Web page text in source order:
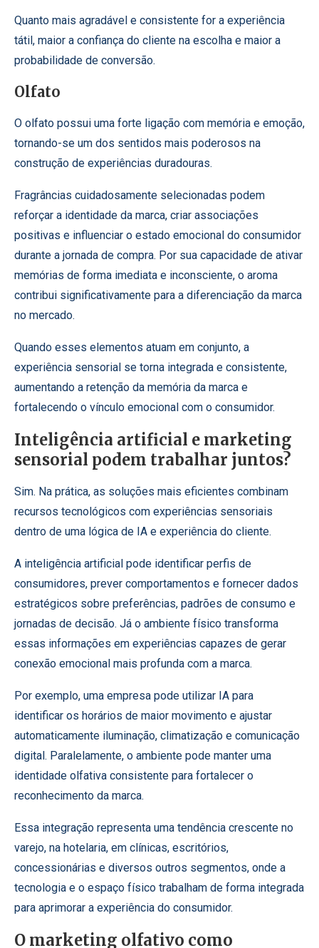
Quanto mais agradável e consistente for a experiência
tátil, maior a confiança do cliente na escolha e maior a
probabilidade de conversão.
Olfato
O olfato possui uma forte ligação com memória e emoção,
tornando-se um dos sentidos mais poderosos na
construção de experiências duradouras.
Fragrâncias cuidadosamente selecionadas podem
reforçar a identidade da marca, criar associações
positivas e influenciar o estado emocional do consumidor
durante a jornada de compra. Por sua capacidade de ativar
memórias de forma imediata e inconsciente, o aroma
contribui significativamente para a diferenciação da marca
no mercado.
Quando esses elementos atuam em conjunto, a
experiência sensorial se torna integrada e consistente,
aumentando a retenção da memória da marca e
fortalecendo o vínculo emocional com o consumidor.
Inteligência artificial e marketing
sensorial podem trabalhar juntos?
Sim. Na prática, as soluções mais eficientes combinam
recursos tecnológicos com experiências sensoriais
dentro de uma lógica de IA e experiência do cliente.
A inteligência artificial pode identificar perfis de
consumidores, prever comportamentos e fornecer dados
estratégicos sobre preferências, padrões de consumo e
jornadas de decisão. Já o ambiente físico transforma
essas informações em experiências capazes de gerar
conexão emocional mais profunda com a marca.
Por exemplo, uma empresa pode utilizar IA para
identificar os horários de maior movimento e ajustar
automaticamente iluminação, climatização e comunicação
digital. Paralelamente, o ambiente pode manter uma
identidade olfativa consistente para fortalecer o
reconhecimento da marca.
Essa integração representa uma tendência crescente no
varejo, na hotelaria, em clínicas, escritórios,
concessionárias e diversos outros segmentos, onde a
tecnologia e o espaço físico trabalham de forma integrada
para aprimorar a experiência do consumidor.
O marketing olfativo como